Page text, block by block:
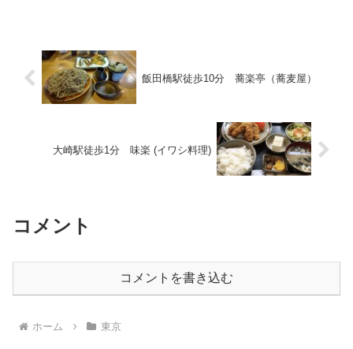
飯田橋駅徒歩10分 蕎楽亭（蕎麦屋）
大崎駅徒歩1分 味楽 (イワシ料理)
コメント
コメントを書き込む
ホーム 東京